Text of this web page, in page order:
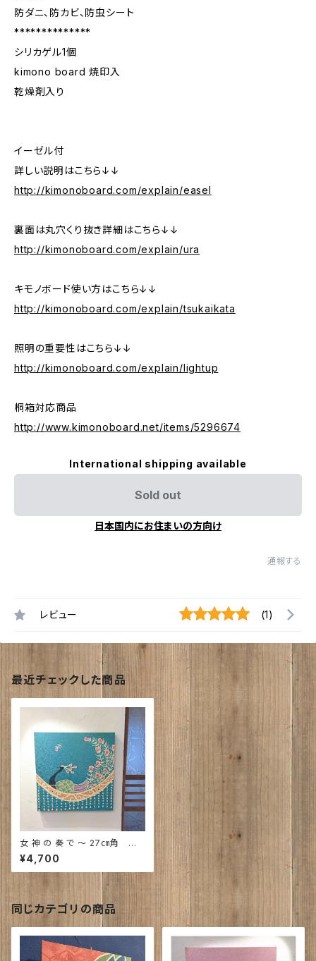
防ダニ、防カビ、防虫シート
**************
シリカゲル1個
kimono board 焼印入
乾燥剤入り
イーゼル付
詳しい説明はこちら↓↓
http://kimonoboard.com/explain/easel
裏面は丸穴くり抜き詳細はこちら↓↓
http://kimonoboard.com/explain/ura
キモノボード使い方はこちら↓↓
http://kimonoboard.com/explain/tsukaikata
照明の重要性はこちら↓↓
http://kimonoboard.com/explain/lightup
桐箱対応商品
http://www.kimonoboard.net/items/5296674
International shipping available
Sold out
日本国内にお住まいの方向け
通報する
レビュー (1)
最近チェックした商品
女 神 の 奏 で ～ 27㎝角 平
成着物
¥4,700
同じカテゴリの商品